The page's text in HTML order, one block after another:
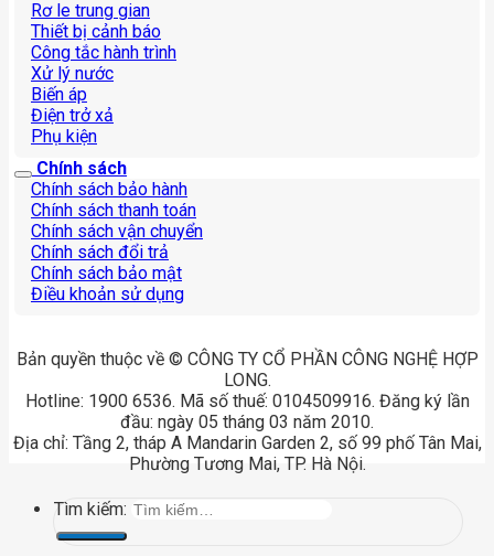
Rơ le trung gian
Thiết bị cảnh báo
Công tắc hành trình
Xử lý nước
Biến áp
Điện trở xả
Phụ kiện
Chính sách
Chính sách bảo hành
Chính sách thanh toán
Chính sách vận chuyển
Chính sách đổi trả
Chính sách bảo mật
Điều khoản sử dụng
Bản quyền thuộc về © CÔNG TY CỔ PHẦN CÔNG NGHỆ HỢP
LONG.
Hotline: 1900 6536. Mã số thuế: 0104509916. Đăng ký lần
đầu: ngày 05 tháng 03 năm 2010.
Địa chỉ: Tầng 2, tháp A Mandarin Garden 2, số 99 phố Tân Mai,
Phường Tương Mai, TP. Hà Nội.
Tìm kiếm: